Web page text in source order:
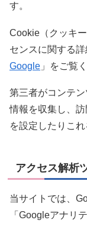
す。
Cookie（クッキ
センスに関する詳
Google 」をご覧
第三者がコンテ
情報を収集し、
を設定したりこ
アクセス解析
当サイトでは、
「Googleアナリ